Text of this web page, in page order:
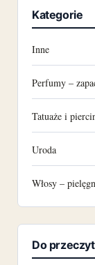
Kategorie
Inne
Perfumy –
Tatuaże i
Uroda
Włosy –
Do